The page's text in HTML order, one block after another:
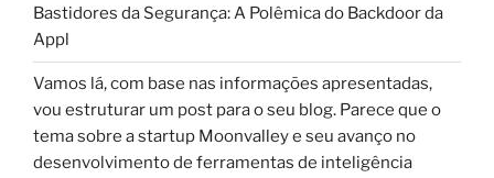
Bastidores da Segurança: A Polêmica do Backdoor da
Appl
Vamos lá, com base nas informações apresentadas,
vou estruturar um post para o seu blog. Parece que o
tema sobre a startup Moonvalley e seu avanço no
desenvolvimento de ferramentas de inteligência